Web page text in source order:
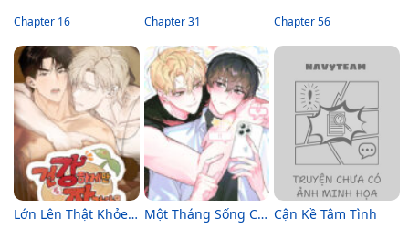
Chapter 16 Chapter 31 Chapter 56
Lớn Lên Thật Khỏe Mạnh Một Tháng Sống Cùng Bias Cận Kề Tâm Tình